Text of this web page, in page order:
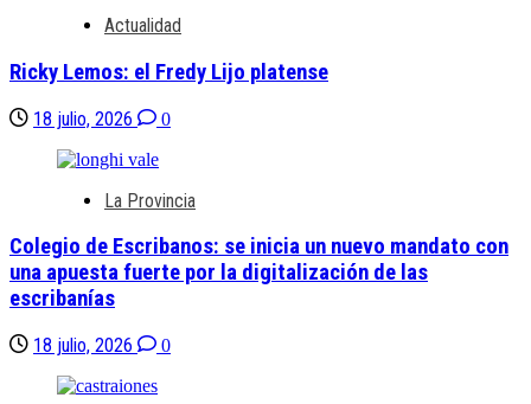
Actualidad
Ricky Lemos: el Fredy Lijo platense
18 julio, 2026 0
La Provincia
Colegio de Escribanos: se inicia un nuevo mandato con
una apuesta fuerte por la digitalización de las
escribanías
18 julio, 2026 0